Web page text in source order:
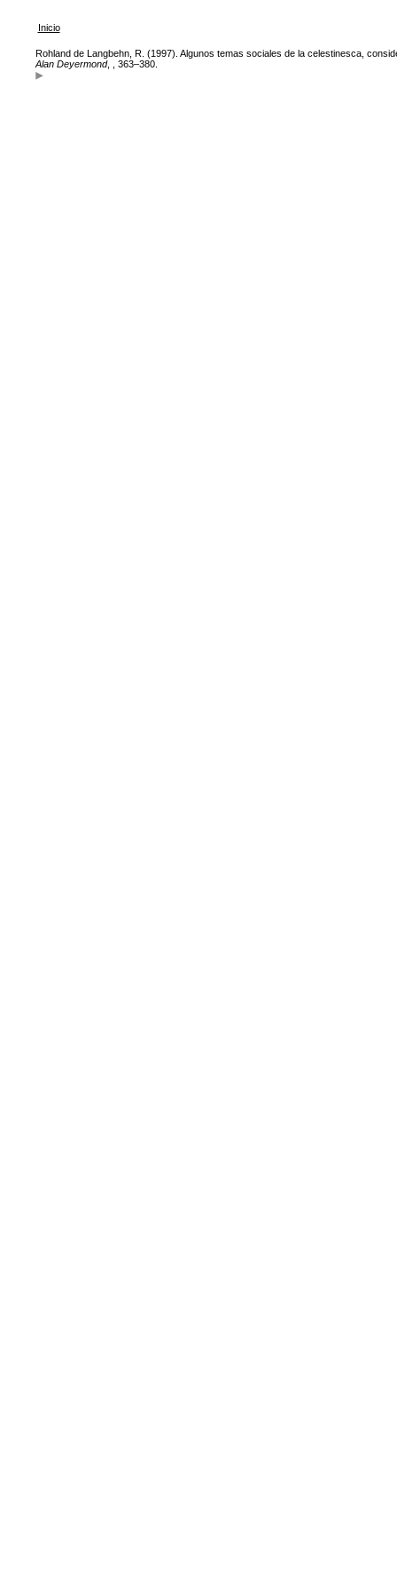
Inicio
Rohland de Langbehn, R. (1997). Algunos temas sociales de la celestinesca,
Alan Deyermond, , 363–380.